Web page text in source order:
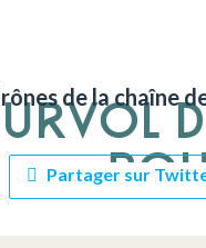
de la chaîne
Partager sur